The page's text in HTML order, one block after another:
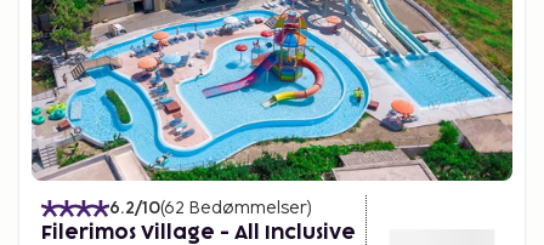
6.2/10(62 Bedømmelser)
Filerimos Village - All Inclusive